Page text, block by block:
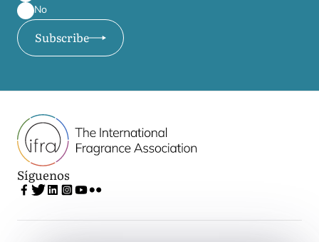
No
Subscribe
Síguenos